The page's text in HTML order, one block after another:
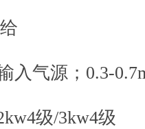
气源；0.3-
级/3kw4级